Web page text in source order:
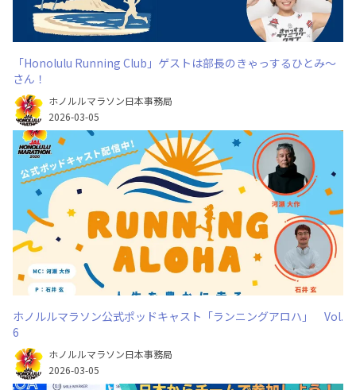
「Honolulu Running Club」ゲストは部長のきゃっするひとみ～
さん！
ホノルルマラソン日本事務局
2026-03-05
ホノルルマラソン公式ポッドキャスト「ランニングアロハ」 Vol.
6
ホノルルマラソン日本事務局
2026-03-05